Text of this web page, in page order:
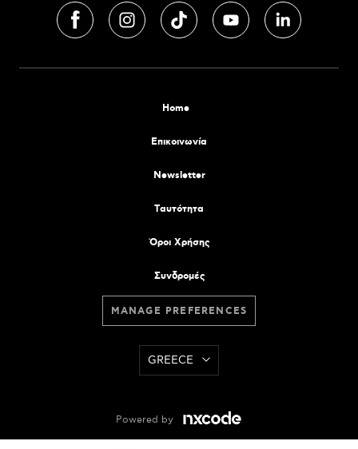
Home
Επικοινωνία
Newsletter
Tαυτότητα
Όροι Χρήσης
Συνδρομές
MANAGE PREFERENCES
GREECE
Powered by